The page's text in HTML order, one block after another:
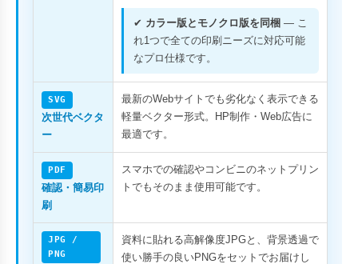
✔ カラー版とモノクロ版を同梱 — こ
れ1つで全ての印刷ニーズに対応可能
なプロ仕様です。
SVG
次世代ベクタ
ー
最新のWebサイトでも劣化なく表示できる
軽量ベクター形式。HP制作・Web広告に
最適です。
PDF
確認・簡易印
刷
スマホでの確認やコンビニのネットプリン
トでもそのまま使用可能です。
JPG /
PNG
資料に貼れる高解像度JPGと、背景透過で
使い勝手の良いPNGをセットでお届けし